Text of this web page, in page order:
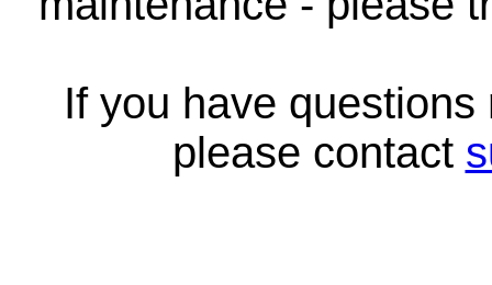
If you have
please contact